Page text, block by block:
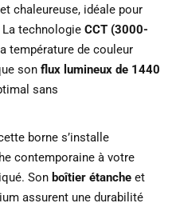
chaleureuse, idéale pour
technologie CCT (3000-
température de couleur
son flux lumineux de 1440
sans
borne s’installe
contemporaine à votre
Son boîtier étanche et
assurent une durabilité